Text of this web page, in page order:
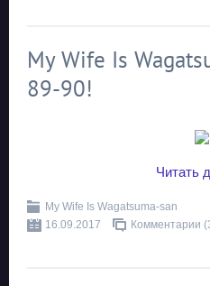
My Wife Is
89-90!
Читать
My Wife Is Wagatsuma-san
16.09.2017
Комментарии